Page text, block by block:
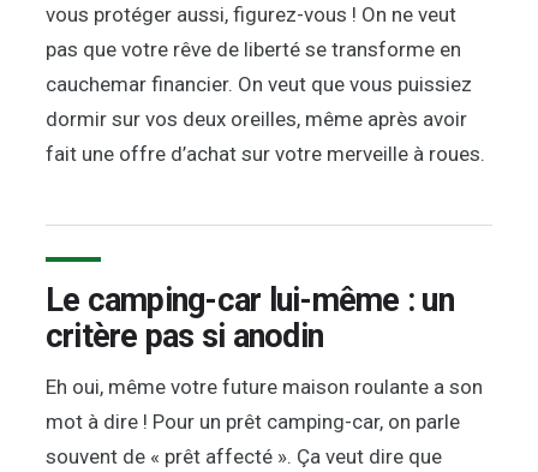
vous protéger aussi, figurez-vous ! On ne veut
pas que votre rêve de liberté se transforme en
cauchemar financier. On veut que vous puissiez
dormir sur vos deux oreilles, même après avoir
fait une offre d’achat sur votre merveille à roues.
Le camping-car lui-même : un
critère pas si anodin
Eh oui, même votre future maison roulante a son
mot à dire ! Pour un prêt camping-car, on parle
souvent de « prêt affecté ». Ça veut dire que